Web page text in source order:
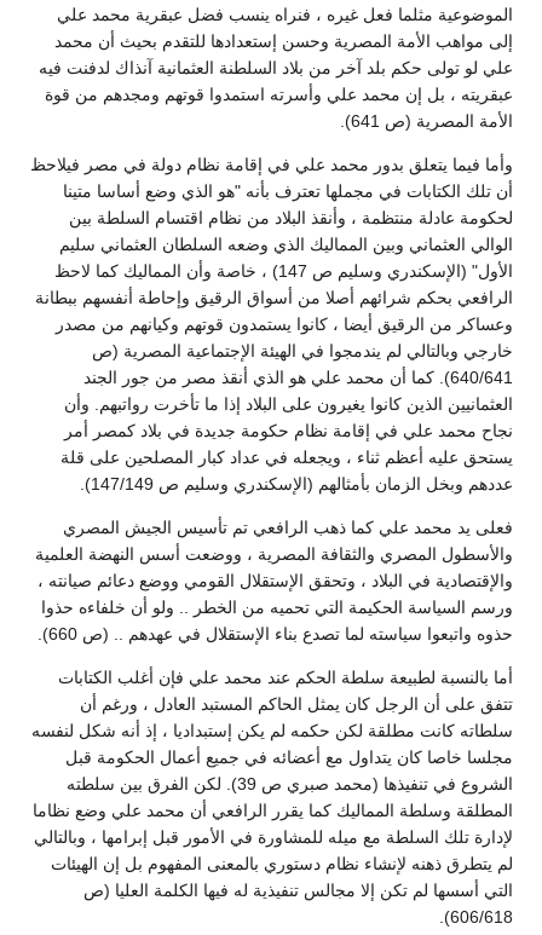
الموضوعية مثلما فعل غيره ، فنراه ينسب فضل عبقرية محمد علي
إلى مواهب الأمة المصرية وحسن إستعدادها للتقدم بحيث أن محمد
علي لو تولى حكم بلد آخر من بلاد السلطنة العثمانية آنذاك لدفنت فيه
عبقريته ، بل إن محمد علي وأسرته استمدوا قوتهم ومجدهم من قوة
الأمة المصرية (ص 641).
وأما فيما يتعلق بدور محمد علي في إقامة نظام دولة في مصر فيلاحظ
أن تلك الكتابات في مجملها تعترف بأنه "هو الذي وضع أساسا متينا
لحكومة عادلة منتظمة ، وأنقذ البلاد من نظام اقتسام السلطة بين
الوالي العثماني وبين المماليك الذي وضعه السلطان العثماني سليم
الأول" (الإسكندري وسليم ص 147) ، خاصة وأن المماليك كما لاحظ
الرافعي بحكم شرائهم أصلا من أسواق الرقيق وإحاطة أنفسهم ببطانة
وعساكر من الرقيق أيضا ، كانوا يستمدون قوتهم وكيانهم من مصدر
خارجي وبالتالي لم يندمجوا في الهيئة الإجتماعية المصرية (ص
640/641). كما أن محمد علي هو الذي أنقذ مصر من جور الجند
العثمانيين الذين كانوا يغيرون على البلاد إذا ما تأخرت رواتبهم. وأن
نجاح محمد علي في إقامة نظام حكومة جديدة في بلاد كمصر أمر
يستحق عليه أعظم ثناء ، ويجعله في عداد كبار المصلحين على قلة
عددهم وبخل الزمان بأمثالهم (الإسكندري وسليم ص 147/149).
فعلى يد محمد علي كما ذهب الرافعي تم تأسيس الجيش المصري
والأسطول المصري والثقافة المصرية ، ووضعت أسس النهضة العلمية
والإقتصادية في البلاد ، وتحقق الإستقلال القومي ووضع دعائم صيانته ،
ورسم السياسة الحكيمة التي تحميه من الخطر .. ولو أن خلفاءه حذوا
حذوه واتبعوا سياسته لما تصدع بناء الإستقلال في عهدهم .. (ص 660).
أما بالنسبة لطبيعة سلطة الحكم عند محمد علي فإن أغلب الكتابات
تتفق على أن الرجل كان يمثل الحاكم المستبد العادل ، ورغم أن
سلطاته كانت مطلقة لكن حكمه لم يكن إستبداديا ، إذ أنه شكل لنفسه
مجلسا خاصا كان يتداول مع أعضائه في جميع أعمال الحكومة قبل
الشروع في تنفيذها (محمد صبري ص 39). لكن الفرق بين سلطته
المطلقة وسلطة المماليك كما يقرر الرافعي أن محمد علي وضع نظاما
لإدارة تلك السلطة مع ميله للمشاورة في الأمور قبل إبرامها ، وبالتالي
لم يتطرق ذهنه لإنشاء نظام دستوري بالمعنى المفهوم بل إن الهيئات
التي أسسها لم تكن إلا مجالس تنفيذية له فيها الكلمة العليا (ص
606/618).